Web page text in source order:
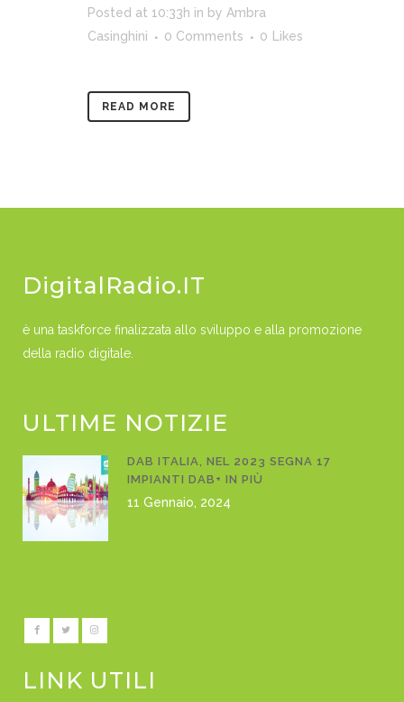
Posted at 10:33h in by Ambra
Casinghini
0 Comments 0 Likes
READ MORE
DigitalRadio.IT
è una taskforce finalizzata allo sviluppo e alla promozione
della radio digitale.
ULTIME NOTIZIE
DAB ITALIA, NEL 2023 SEGNA 17
IMPIANTI DAB+ IN PIÙ
11 Gennaio, 2024
LINK UTILI